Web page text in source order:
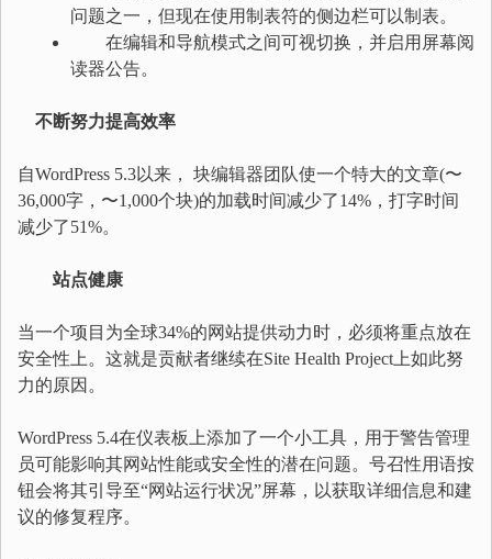
问题之一，但现在使用制表符的侧边栏可以制表。
在编辑和导航模式之间可视切换，并启用屏幕阅
读器公告。
不断努力提高效率
自WordPress 5.3以来， 块编辑器团队使一个特大的文章(〜
36,000字，〜1,000个块)的加载时间减少了14%，打字时间
减少了51%。
站点健康
当一个项目为全球34%的网站提供动力时，必须将重点放在
安全性上。这就是贡献者继续在Site Health Project上如此努
力的原因。
WordPress 5.4在仪表板上添加了一个小工具，用于警告管理
员可能影响其网站性能或安全性的潜在问题。号召性用语按
钮会将其引导至“网站运行状况”屏幕，以获取详细信息和建
议的修复程序。